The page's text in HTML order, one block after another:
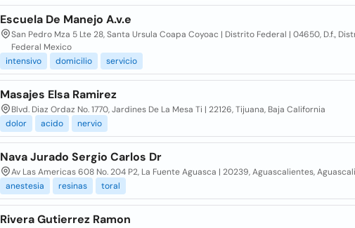
Escuela De Manejo A.v.e
San Pedro Mza 5 Lte 28, Santa Ursula Coapa Coyoac | Distrito Federal | 04650, D.f.,
Federal Mexico
intensivo
domicilio servicio
Masajes Elsa Ramirez
Blvd. Diaz Ordaz No. 1770, Jardines De La Mesa Ti | 22126, Tijuana, Baja California
dolor
acido nervio
Nava Jurado Sergio Carlos Dr
Av Las Americas 608 No. 204 P2, La Fuente Aguasca | 20239, Aguascalientes,
anestesia
resinas toral
Rivera Gutierrez Ramon